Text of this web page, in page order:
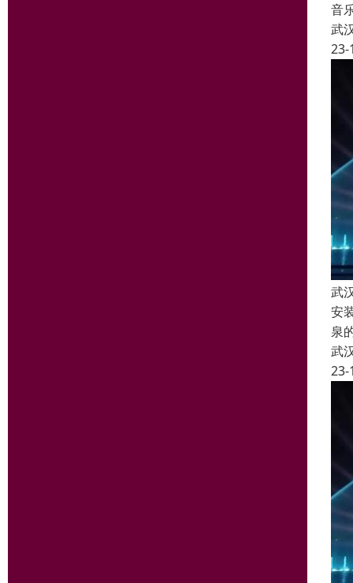
音
武
23-
武
安
泉
武
23-